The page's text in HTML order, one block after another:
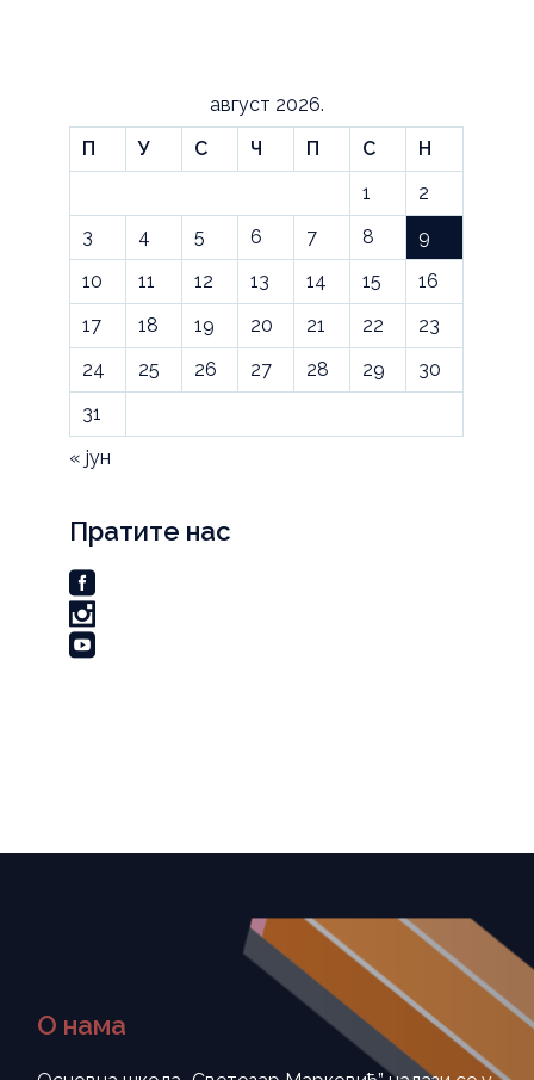
август 2026.
П
У С Ч П С
Н
1
2
3
4 5 6 7 8
9
10
11 12 13 14 15
16
17
18 19 20 21 22
23
24
25 26 27 28 29
30
31
« јун
Пратите нас
О нама